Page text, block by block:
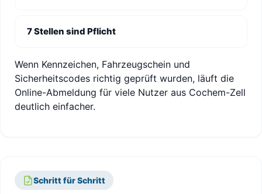
7 Stellen sind Pflicht
Wenn Kennzeichen, Fahrzeugschein und
Sicherheitscodes richtig geprüft wurden, läuft die
Online-Abmeldung für viele Nutzer aus Cochem-Zell
deutlich einfacher.
Schritt für Schritt